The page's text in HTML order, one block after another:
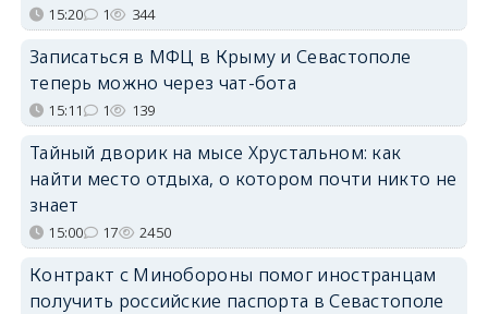
15:20 1 344
Записаться в МФЦ в Крыму и Севастополе
теперь можно через чат-бота
15:11 1 139
Тайный дворик на мысе Хрустальном: как
найти место отдыха, о котором почти никто не
знает
15:00 17 2450
Контракт с Минобороны помог иностранцам
получить российские паспорта в Севастополе